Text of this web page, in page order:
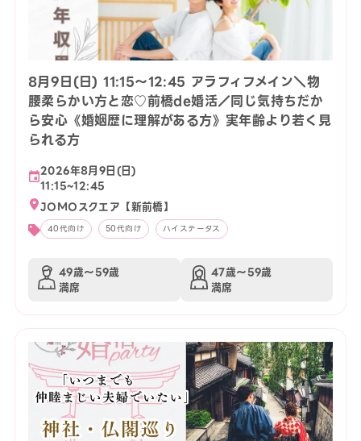
8月9日(日) 11:15〜12:45 アラフィフメイン＼物
腰柔らかい方と恋♡前橋de婚活／同じ気持ちだか
ら安心《婚姻歴に理解がある方》実年齢より若く見
られる方
2026年8月9日(日)
11:15~12:45
JOMOスクエア【新前橋】
40代向け 50代向け ハイステータス
49歳〜59歳
満席
47歳〜59歳
満席